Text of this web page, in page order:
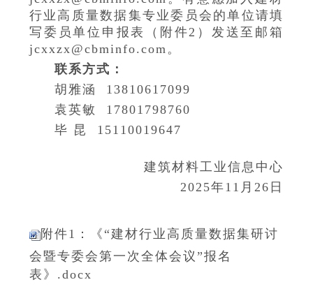
行业高质量数据集专业委员会的单位请填
写委员单位申报表（附件2）发送至邮箱
jcxxzx@cbminfo.com。
联系方式：
胡雅涵 13810617099
袁英敏 17801798760
毕 昆 15110019647
建筑材料工业信息中心
2025年11月26日
附件1：《“建材行业高质量数据集研讨
会暨专委会第一次全体会议”报名
表》.docx